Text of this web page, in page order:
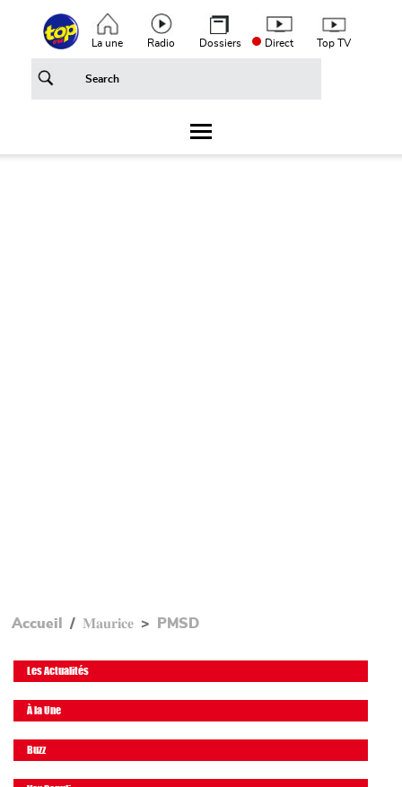
Aller au contenu principalTop header menu
La une Radio Dossiers Direct Top TV
Accueil 𝐌𝐚𝐮𝐫𝐢𝐜𝐞 PMSD
Les Actualités
À la Une
Buzz